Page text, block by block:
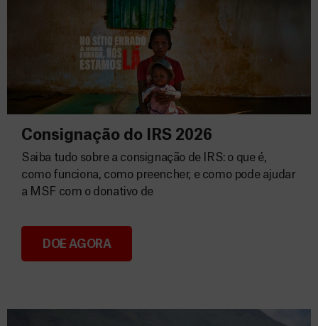
Consignação do IRS 2026
Consignação do IRS 2026
Saiba tudo sobre a consignação de IRS: o que é,
como funciona, como preencher, e como pode ajudar
a MSF com o donativo de
DOE AGORA